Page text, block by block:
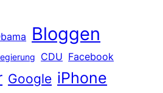
Bloggen
CDU Facebook
Google iPhone